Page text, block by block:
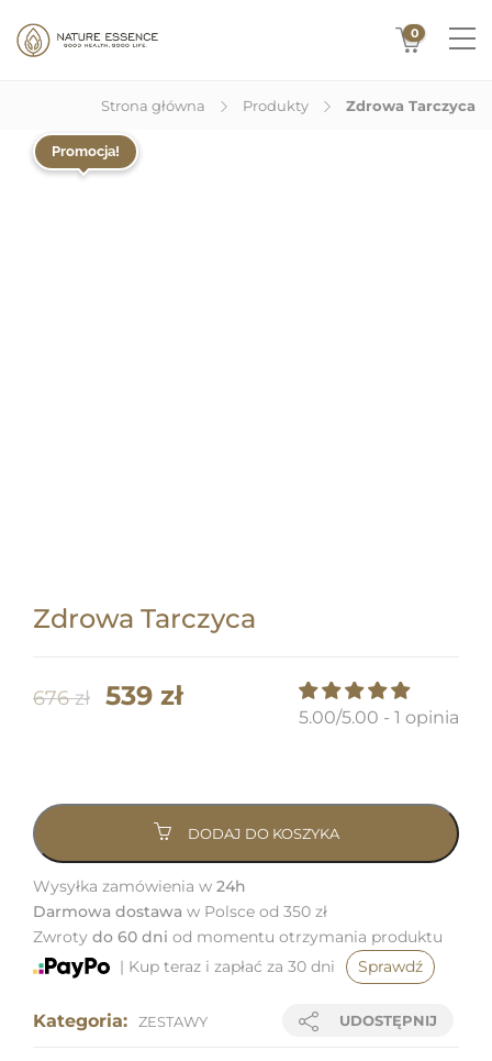
0
Strona główna Produkty Zdrowa Tarczyca
Promocja!
Zdrowa Tarczyca
5.00/5.00 - 1 opinia
676zł
Pierwotna
539 złAktualna
Tarczyca
DODAJ DO KOSZYKA
Wysyłka zamówienia w 24h
Darmowa dostawa w Polsce od 350 zł
Zwroty do 60 dni od momentu otrzymania produktu
| Kup teraz i zapłać za 30 dni
Sprawdź
Kategoria: ZESTAWY UDOSTĘPNIJ